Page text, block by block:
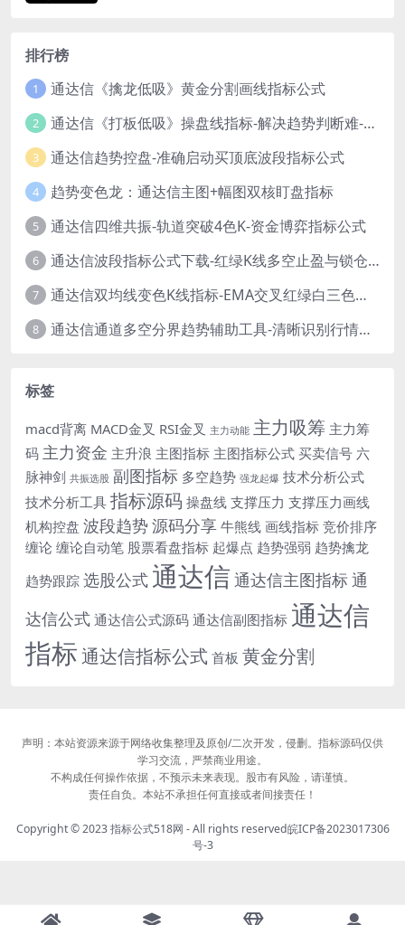
排行榜
1 通达信《擒龙低吸》黄金分割画线指标公式
2 通达信《打板低吸》操盘线指标-解决趋势判断难-新手也能轻松参考！
3 通达信趋势控盘-准确启动买顶底波段指标公式
4 趋势变色龙：通达信主图+幅图双核盯盘指标
5 通达信四维共振-轨道突破4色K-资金博弈指标公式
6 通达信波段指标公式下载-红绿K线多空止盈与锁仓信号
7 通达信双均线变色K线指标-EMA交叉红绿白三色柱源码
8 通达信通道多空分界趋势辅助工具-清晰识别行情转折点
标签
macd背离 MACD金叉 RSI金叉 主力动能 主力吸筹 主力筹
码 主力资金 主升浪 主图指标 主图指标公式 买卖信号 六
脉神剑 共振选股 副图指标 多空趋势 强龙起爆 技术分析公式
技术分析工具 指标源码 操盘线 支撑压力 支撑压力画线
机构控盘 波段趋势 源码分享 牛熊线 画线指标 竞价排序
缠论 缠论自动笔 股票看盘指标 起爆点 趋势强弱 趋势擒龙
趋势跟踪 选股公式 通达信 通达信主图指标通
达信公式 通达信公式源码 通达信副图指标 通达信
指标通达信指标公式 首板 黄金分割
声明：本站资源来源于网络收集整理及原创/二次开发，侵删。指标源码仅供
学习交流，严禁商业用途。
不构成任何操作依据，不预示未来表现。股市有风险，请谨慎。
责任自负。本站不承担任何直接或者间接责任！
Copyright © 2023指标公式518网 - All rights reserved皖ICP备2023017306
号-3
站点地图 Sitemap 3139 天13 时